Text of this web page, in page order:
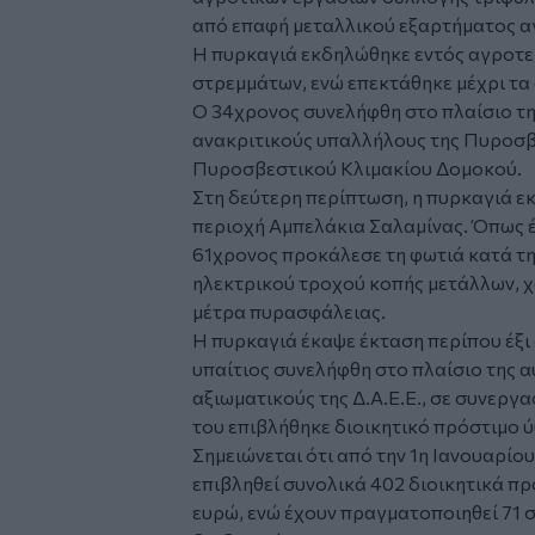
από επαφή μεταλλικού εξαρτήματος
Η πυρκαγιά εκδηλώθηκε εντός
στρεμμάτων, ενώ επεκτάθηκε μέχρι
Ο 34χρονος συνελήφθη στο πλαίσιο
ανακριτικούς υπαλλήλους της
Πυροσβεστικού Κλιμακίου Δομοκού.
Στη δεύτερη περίπτωση, η πυρκαγιά
περιοχή Αμπελάκια Σαλαμίνας. Όπως
61χρονος προκάλεσε τη φωτιά κατά
ηλεκτρικού τροχού κοπής μετάλλων,
μέτρα πυρασφάλειας.
Η πυρκαγιά έκαψε έκταση περίπου
υπαίτιος συνελήφθη στο πλαίσιο της
αξιωματικούς της Δ.Α.Ε.Ε., σε
του επιβλήθηκε διοικητικό πρόστιμο
Σημειώνεται ότι από την 1η
επιβληθεί συνολικά 402 διοικητικά
ευρώ, ενώ έχουν πραγματοποιηθεί 71